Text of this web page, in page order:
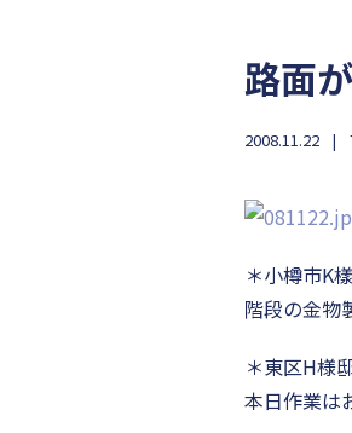
路面
2008.11.22
＊小樽市K
階段の金物
＊東区H様
本日作業は